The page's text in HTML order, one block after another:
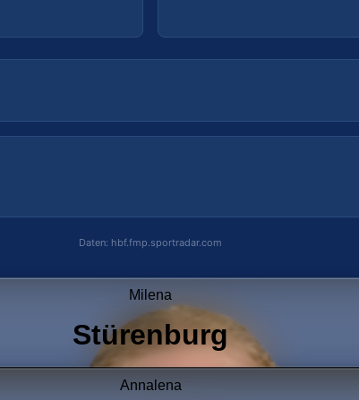
Daten: hbf.fmp.sportradar.com
Daten: hbf.fmp.sportradar.com
Milena
Stürenburg
Annalena